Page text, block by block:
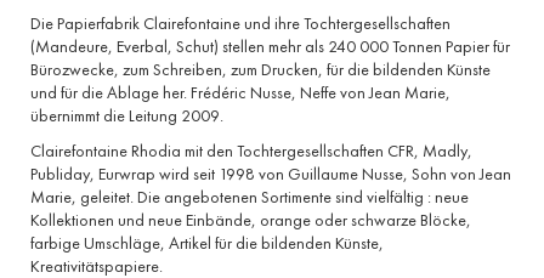
Die Papierfabrik Clairefontaine und ihre Tochtergesellschaften
(Mandeure, Everbal, Schut) stellen mehr als 240 000 Tonnen Papier für
Bürozwecke, zum Schreiben, zum Drucken, für die bildenden Künste
und für die Ablage her. Frédéric Nusse, Neffe von Jean Marie,
übernimmt die Leitung 2009.
Clairefontaine Rhodia mit den Tochtergesellschaften CFR, Madly,
Publiday, Eurwrap wird seit 1998 von Guillaume Nusse, Sohn von Jean
Marie, geleitet. Die angebotenen Sortimente sind vielfältig : neue
Kollektionen und neue Einbände, orange oder schwarze Blöcke,
farbige Umschläge, Artikel für die bildenden Künste,
Kreativitätspapiere.